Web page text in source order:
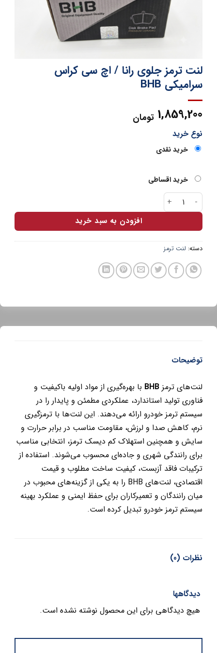
لنت ترمز جلوی رانا / اچ سی کراس
سرامیکی BHB
1,859,200 تومان
نوع خرید
خرید نقدی
خرید اقساطی
لنت ترمز جلوی رانا / اچ سی کراس سرامیکی BHB عدد
افزودن به سبد خرید
دسته:لنت ترمز
توضیحات
لنت‌های ترمزBHBبا بهره‌گیری از مواد اولیه باکیفیت و
فناوری تولید استاندارد، عملکردی مطمئن و پایدار را در
سیستم ترمز خودرو ارائه می‌دهند. این لنت‌ها با ترمزگیری
نرم، کاهش صدا و لرزش، مقاومت مناسب در برابر حرارت و
سایش و همچنین استهلاک کم دیسک ترمز، انتخابی مناسب
برای رانندگی شهری و جاده‌ای محسوب می‌شوند. استفاده از
ترکیبات فاقد آزبست، کیفیت ساخت مطلوب و قیمت
اقتصادی، لنت‌های BHB را به یکی از گزینه‌های محبوب در
میان رانندگان و تعمیرکاران برای حفظ ایمنی و عملکرد بهینه
سیستم ترمز خودرو تبدیل کرده است.
نظرات (0)
دیدگاهها
هیچ دیدگاهی برای این محصول نوشته نشده است.